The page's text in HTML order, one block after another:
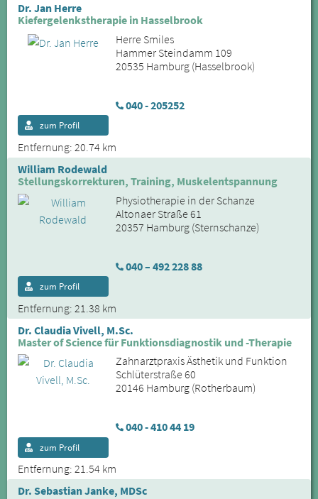
Dr. Jan Herre
Kiefergelenkstherapie in Hasselbrook
Herre Smiles
Hammer Steindamm 109
20535 Hamburg (Hasselbrook)
040 - 205252
Entfernung: 20.74 km
zum Profil
William Rodewald
Stellungskorrekturen, Training, Muskelentspannung
Physiotherapie in der Schanze
Altonaer Straße 61
20357 Hamburg (Sternschanze)
040 – 492 228 88
Entfernung: 21.38 km
zum Profil
Dr. Claudia Vivell, M.Sc.
Master of Science für Funktionsdiagnostik und -Therapie
Zahnarztpraxis Ästhetik und Funktion
Schlüterstraße 60
20146 Hamburg (Rotherbaum)
040 - 410 44 19
Entfernung: 21.54 km
zum Profil
Dr. Sebastian Janke, MDSc